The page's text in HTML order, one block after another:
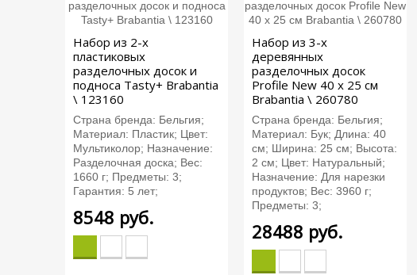
Набор из 2-х
пластиковых
разделочных досок и
подноса Tasty+ Brabantia
\ 123160
Страна бренда: Бельгия;
Материал: Пластик; Цвет:
Мультиколор; Назначение:
Разделочная доска; Вес:
1660 г; Предметы: 3;
Гарантия: 5 лет;
8548 руб.
Набор из 3-х
деревянных
разделочных досок
Profile New 40 х 25 см
Brabantia \ 260780
Страна бренда: Бельгия;
Материал: Бук; Длина: 40
см; Ширина: 25 см; Высота:
2 см; Цвет: Натуральный;
Назначение: Для нарезки
продуктов; Вес: 3960 г;
Предметы: 3;
28488 руб.